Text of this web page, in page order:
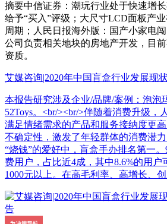
摘要中信证券：潮玩行业处于快速增
给予“买入”评级；大尺寸LCD面板产
周期；人民日报海外版：国产小家电
公司负责相关地块的房地产开发，目
资质。
艾媒咨询|2020年中国盲盒行业发展现
本报告研究涉及企业/品牌/案例：泡泡
52Toys。<br/><br/>伴随着消费升级，
满足情绪需求的产品和服务接纳度更
不确定性，激发了年轻群体的消费潜
“烧钱”的爱好中，盲盒手办排名第一
费用户，占比近4成，其中8.6%的用户
1000元以上。在高毛利率、高增长、